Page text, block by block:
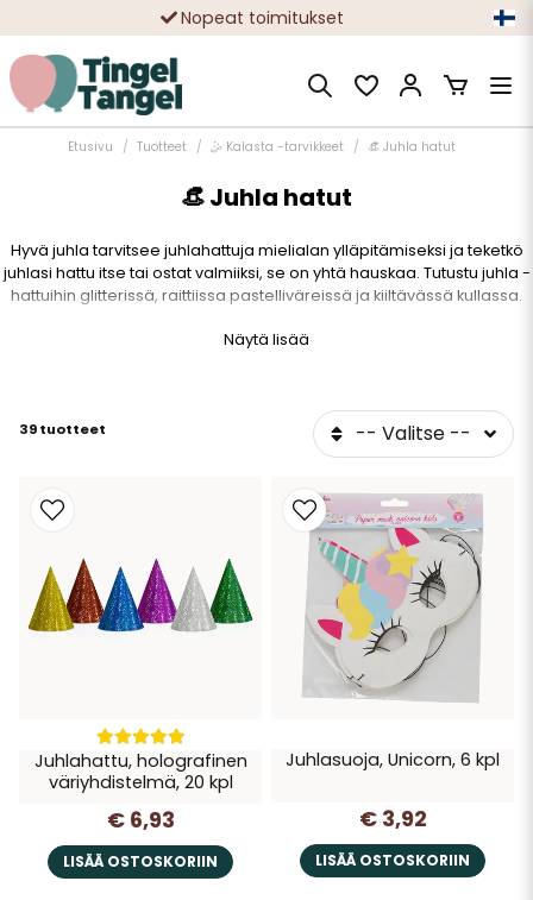
Nopeat toimitukset
Ilmainen toimitus yli 49 € tilauksille
Etusivu Tuotteet 🤹 Kalasta -tarvikkeet 👒 Juhla hatut
👒 Juhla hatut
Hyvä juhla tarvitsee juhlahattuja mielialan ylläpitämiseksi ja teketkö
juhlasi hattu itse tai ostat valmiiksi, se on yhtä hauskaa. Tutustu juhla -
hattuihin glitterissä, raittiissa pastelliväreissä ja kiiltävässä kullassa.
Näytä lisää
39 tuotteet -- Valitse --
Juhlahattu, holografinen
väriyhdistelmä, 20 kpl
€ 6,93
LISÄÄ OSTOSKORIIN
Juhlasuoja, Unicorn, 6 kpl
€ 3,92
LISÄÄ OSTOSKORIIN